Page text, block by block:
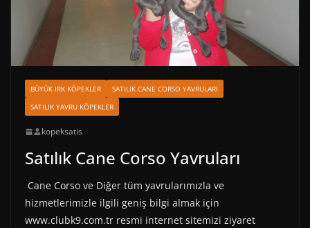
BÜYÜK IRK KÖPEKLER
SATILIK CANE CORSO YAVRULARI
SATILIK YAVRU KÖPEKLER
kopeksatis
Satılık Cane Corso Yavruları
Cane Corso ve Diğer tüm yavrularımızla ve
hizmetlerimizle ilgili geniş bilgi almak için
www.clubk9.com.tr resmi internet sitemizi ziyaret